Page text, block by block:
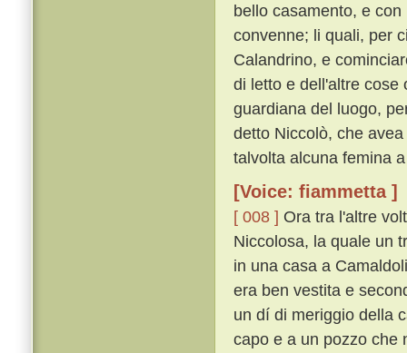
bello casamento, e
convenne; li quali, per
Calandrino, e
di letto e dell'altre cose
guardiana del luogo,
detto Niccolò, che
talvolta alcuna femina
[Voice: fiammetta ]
[ 008 ] Ora tra l'altre
Niccolosa, la quale un
in una casa a
era ben vestita e
un dí di meriggio della
capo e a un pozzo che